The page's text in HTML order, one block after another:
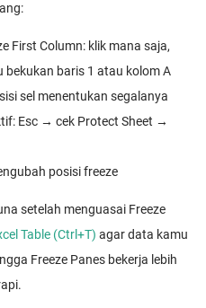
First Column: klik mana saja,
bekukan baris 1 atau kolom A
sel menentukan segalanya
Esc → cek Protect Sheet →
posisi freeze
setelah menguasai Freeze
Table (Ctrl+T) agar data kamu
Freeze Panes bekerja lebih